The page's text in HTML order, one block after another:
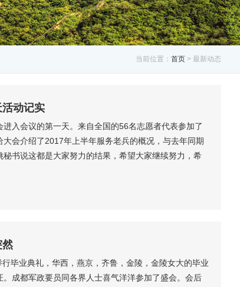
当前位置： 首页 > 最新动态
动记实
入会议的第一天。来自全国的56名志愿者代表参加了
会介绍了2017年上半年服务老兵的概况，与去年同期
书说这都是大家努力的结果，希望大家继续努力，希
基础，发现老兵公益中老兵的需求，提出新的服务项
毕业典礼，华西，燕京，齐鲁，金陵，金陵女大的毕业
成都军政要员同各界人士喜气洋洋参加了盛会。会后